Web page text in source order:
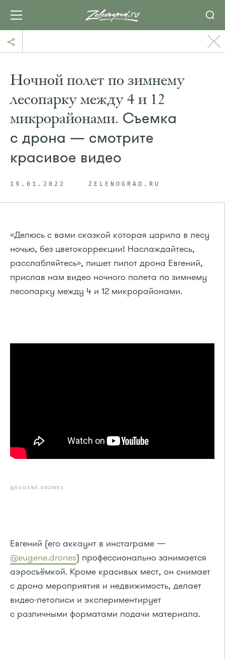
Ночной полет по зимнему
лесопарку между 4 и 12
микрорайонами. Съемка
с дрона — смотрите
красивое видео
19.01.2022 ZELENOGRAD.RU
«Делюсь с вами сказкой которая царила в лесу
ночью, без цветокоррекции! Наслаждайтесь,
расслабляйтесь», пишет пилот дрона Евгений,
прислав нам видео ночного полета по зимнему
лесопарку между 4 и 12 микрорайонами.
@EUGENE.DRONES
Евгений (его аккаунт в инстаграме —
@eugene.drones) профессионально занимается
аэросъёмкой. Кроме красивых мест, он снимает
с дрона мероприятия и недвижимость, делает
видео-летописи и экспериментирует
с различными форматами подачи материала.